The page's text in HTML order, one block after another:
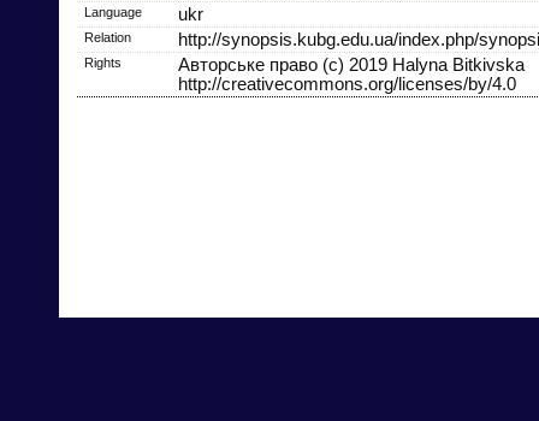
Language ukr
Relation http://synopsis.kubg.edu.ua/index.php/
Rights
Авторське право (c) 2019 Halyna Bitkivska
http://creativecommons.org/licenses/by/4.0